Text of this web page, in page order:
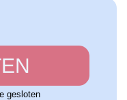
gesloten